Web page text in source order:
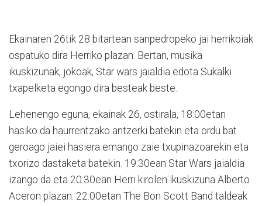
Ekainaren 26tik 28 bitartean sanpedropeko jai herrikoiak
ospatuko dira Herriko plazan. Bertan, musika
ikuskizunak, jokoak, Star wars jaialdia edota Sukalki
txapelketa egongo dira besteak beste.
Lehenengo eguna, ekainak 26, ostirala, 18:00etan
hasiko da haurrentzako antzerki batekin eta ordu bat
geroago jaiei hasiera emango zaie txupinazoarekin eta
txorizo dastaketa batekin. 19:30ean Star Wars jaialdia
izango da eta 20:30ean Herri kirolen ikuskizuna Alberto
Aceron plazan. 22:00etan The Bon Scott Band taldeak